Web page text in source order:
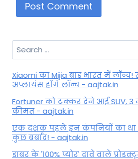
Search
for:
Xiaomi का Mijia ब्रांड भारत में लॉन्च!
अप्लायंस होंगे लॉन्च - aajtak.in
Fortuner को टक्कर देने आई SUV, 3
कीमत - aajtak.in
एक दशक पहले इन कंपनियों का था
कुछ बर्बाद! - aajtak.in
डाबर के '100% प्योर' दावे वाले